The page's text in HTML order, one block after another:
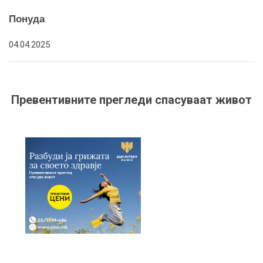
Понуда
04.04.2025
Превентивните прегледи спасуваат живот